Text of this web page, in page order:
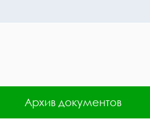
Архив документов